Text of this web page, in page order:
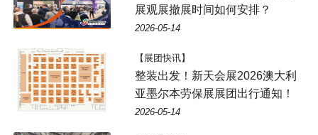
展观展撤展时间如何安排？
2026-05-14
【展团快讯】
整装出发！新天会展2026澳大利
亚墨尔本劳保展展团出行通知！
2026-05-14